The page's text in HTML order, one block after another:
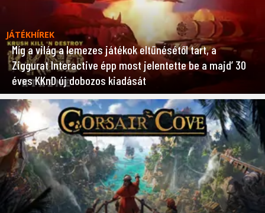
JÁTÉKHÍREK
Míg a világ a lemezes játékok eltűnésétől tart, a
Ziggurat Interactive épp most jelentette be a majd’ 30
éves KKnD új dobozos kiadását